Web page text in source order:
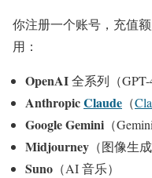
你注册一个账号，充值
用：
OpenAI全系列（GPT-
AnthropicClaude （
Google Gemini （
Midjourney （图像生成
Suno （AI 音乐）